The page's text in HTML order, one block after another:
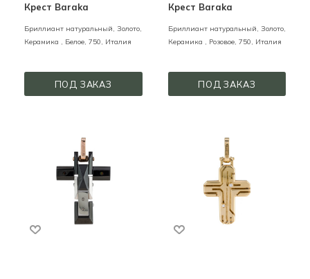
Крест Baraka
Бриллиант натуральный, Золото,
Керамика , Белое, 750, Италия
ПОД ЗАКАЗ
Крест Baraka
Бриллиант натуральный, Золото,
Керамика ,
Розовое, 750, Италия
ПОД ЗАКАЗ